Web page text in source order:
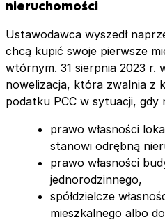
nieruchomości
Ustawodawca wyszedł
chcą kupić swoje pierwsze
wtórnym. 31 sierpnia 2023 r.
nowelizacja, która zwalnia z
podatku PCC w sytuacji, gdy
prawo własności
stanowi odrębną
prawo własności
jednorodzinnego,
spółdzielcze
mieszkalnego albo